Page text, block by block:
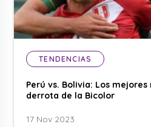
TENDENCIAS
Perú vs. Bolivia: Los
derrota de la Bicolor
17 Nov 2023